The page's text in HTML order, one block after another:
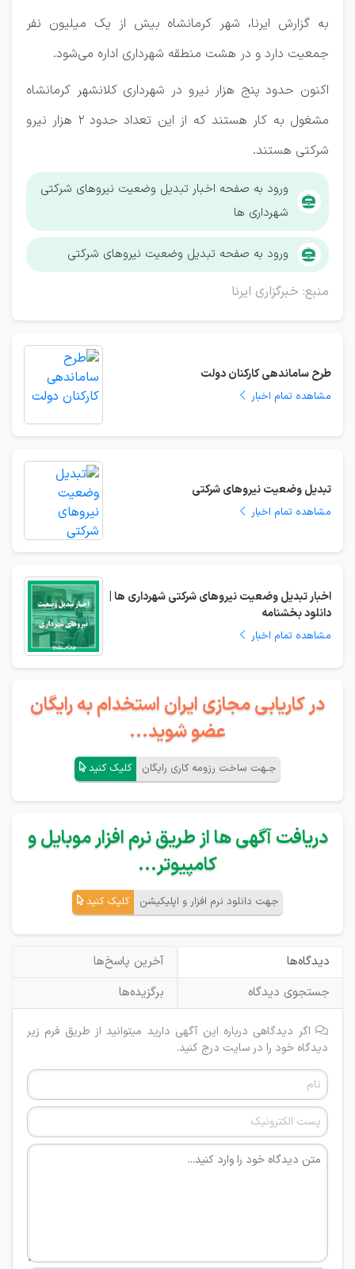
به گزارش ایرنا، شهر کرمانشاه بیش از یک میلیون نفر
جمعیت دارد و در هشت منطقه شهرداری اداره می‌شود.
اکنون حدود پنج هزار نیرو در شهرداری کلانشهر کرمانشاه
مشغول به کار هستند که از این تعداد حدود ۲ هزار نیرو
شرکتی هستند.
ورود به صفحه اخبار تبدیل وضعیت نیروهای شرکتی
شهرداری ها
ورود به صفحه تبدیل وضعیت نیروهای شرکتی
منبع: خبرگزاری ایرنا
طرح ساماندهی کارکنان دولت
مشاهده تمام اخبار
تبدیل وضعیت نیروهای شرکتی
مشاهده تمام اخبار
اخبار تبدیل وضعیت نیروهای شرکتی شهرداری ها |
دانلود بخشنامه
مشاهده تمام اخبار
در کاریابی مجازی ایران استخدام به رایگان
عضو شوید...
جـهت ساخت رزومه کاری رایگان کلیک کنید
دریافت آگهی ها از طریق نرم افزار موبایل و
کامپیوتر...
جهت دانلود نرم افزار و اپلیکیشن کلیک کنید
دیدگاه‌ها
آخرین پاسخ‌ها
جستجوی دیدگاه
برگزیده‌ها
اگر دیدگاهی درباره این آگهی دارید میتوانید از طریق فرم زیر
دیدگاه خود را در سایت درج کنید.